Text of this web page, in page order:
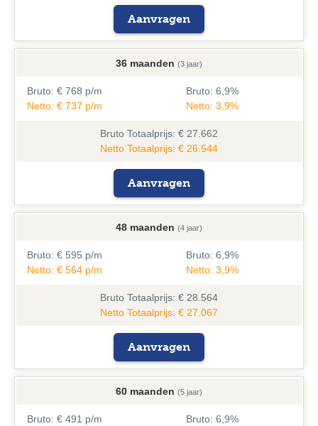
Aanvragen
36 maanden (3 jaar)
Bruto: € 768 p/m
Netto: € 737 p/m
Bruto: 6,9%
Netto: 3,9%
Bruto Totaalprijs: € 27.662
Netto Totaalprijs: € 26.544
Aanvragen
48 maanden (4 jaar)
Bruto: € 595 p/m
Netto: € 564 p/m
Bruto: 6,9%
Netto: 3,9%
Bruto Totaalprijs: € 28.564
Netto Totaalprijs: € 27.067
Aanvragen
60 maanden (5 jaar)
Bruto: € 491 p/m
Bruto: 6,9%